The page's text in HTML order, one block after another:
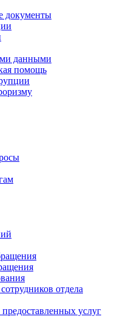
документы
данными
помощь
отдела
предоставленных услуг